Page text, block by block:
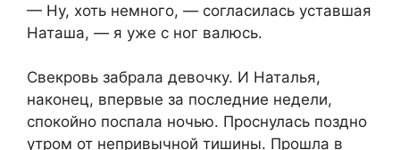
— Ну, хоть немного, — согласилась уставшая
Наташа, — я уже с ног валюсь.
Свекровь забрала девочку. И Наталья,
наконец, впервые за последние недели,
спокойно поспала ночью. Проснулась поздно
утром от непривычной тишины. Прошла в